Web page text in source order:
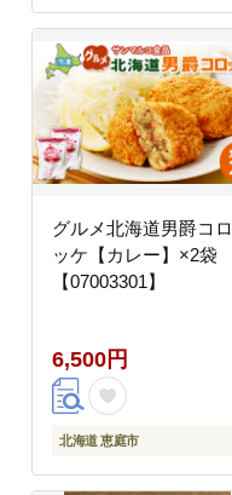
ット 詰め合わせ
グルメ北海道男爵コロ
ッケ【カレー】×2袋
【07003301】
6,500円
北海道 恵庭市